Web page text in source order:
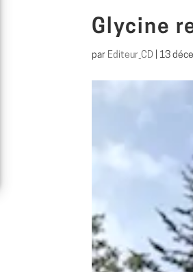
Glycine
par Editeur_CD 13